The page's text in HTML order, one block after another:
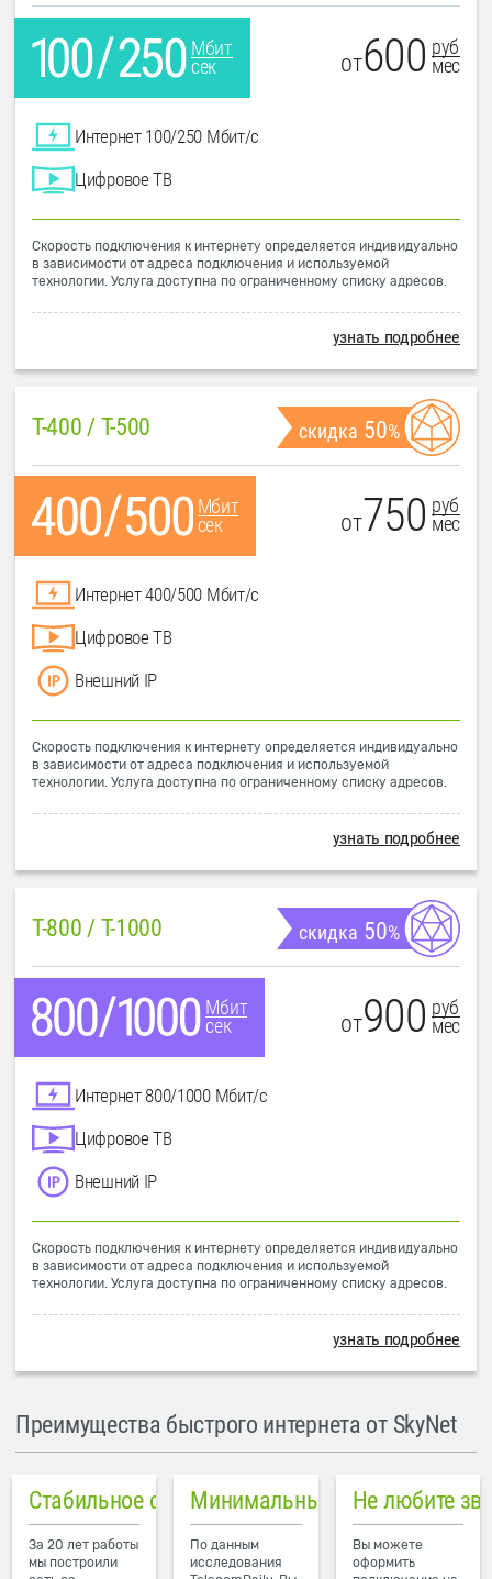
Мбит
сек
от600 руб
мес
Интернет 100/250 Мбит/с
Цифровое ТВ
Скорость подключения к интернету определяется индивидуально
в зависимости от адреса подключения и используемой
технологии. Услуга доступна по ограниченному списку адресов.
узнать подробнее
T-400 / T-500 скидка 50%
Мбит
сек
от750 руб
мес
Интернет 400/500 Мбит/с
Цифровое ТВ
Внешний IP
Скорость подключения к интернету определяется индивидуально
в зависимости от адреса подключения и используемой
технологии. Услуга доступна по ограниченному списку адресов.
узнать подробнее
T-800 / T-1000 скидка 50%
Мбит
сек
от900 руб
мес
Интернет 800/1000 Мбит/с
Цифровое ТВ
Внешний IP
Скорость подключения к интернету определяется индивидуально
в зависимости от адреса подключения и используемой
технологии. Услуга доступна по ограниченному списку адресов.
узнать подробнее
Преимущества быстрого интернета от SkyNet
Стабильное соединение
За 20 лет работы
мы построили
Минимальный пинг в городе
По данным
исследования
Не любите
Вы можете
оформить